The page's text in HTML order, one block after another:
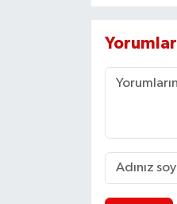
Yorumlar